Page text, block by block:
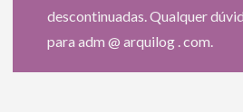
descontinuadas. Qualquer
para adm @ arquilog . com.